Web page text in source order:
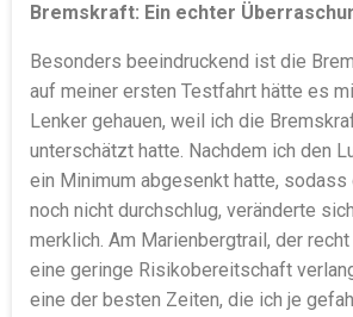
Bremskraft: Ein echter
Besonders beeindruckend ist die
auf meiner ersten Testfahrt hätte es
Lenker gehauen, weil ich die
unterschätzt hatte. Nachdem ich den
ein Minimum abgesenkt hatte, sodass
noch nicht durchschlug, veränderte
merklich. Am Marienbergtrail, der
eine geringe Risikobereitschaft
eine der besten Zeiten, die ich je